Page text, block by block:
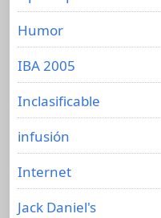
Humor
IBA 2005
Inclasificable
infusión
Internet
Jack Daniel's